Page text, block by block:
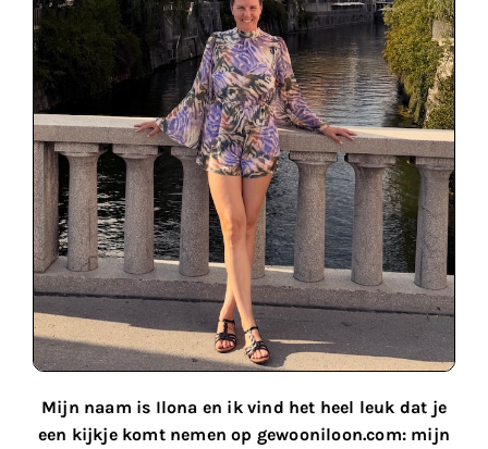
Mijn naam is Ilona en ik vind het heel leuk dat je
een kijkje komt nemen op gewooniloon.com: mijn